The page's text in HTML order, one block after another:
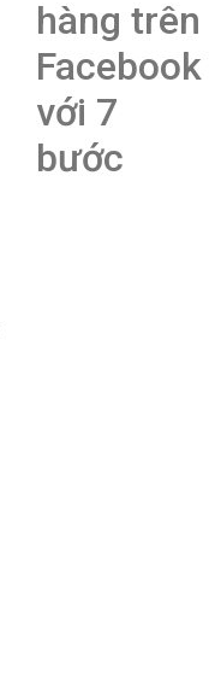
hàng trên
Facebook
với 7
bước